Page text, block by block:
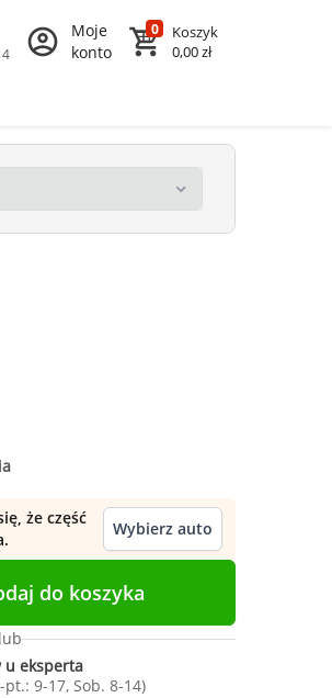
Moje
konto
0
Koszyk
0,00 zł
że część
Wybierz auto
do koszyka
lub
u eksperta
9-17, Sob. 8-14)